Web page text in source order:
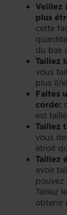
Veillez
plus
cette
du bas
Taillez
vous
plus il/
Faites
corde:
est
Taillez
vous
étroit
Taillez
avoir
pouvez
Taillez
obtenir